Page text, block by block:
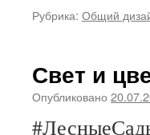
Рубрика: Общий
Свет и
Опубликовано